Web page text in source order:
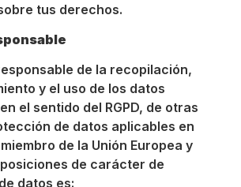
tus derechos.
de la recopilación,
y el uso de los datos
el sentido del RGPD, de otras
de datos aplicables en
de la Unión Europea y
de carácter de
datos es: